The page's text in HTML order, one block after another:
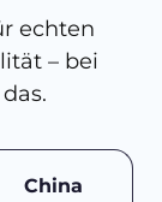
echten
– bei
China